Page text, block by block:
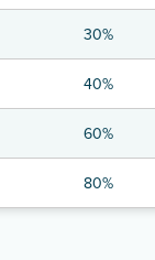
30%
40%
60%
80%